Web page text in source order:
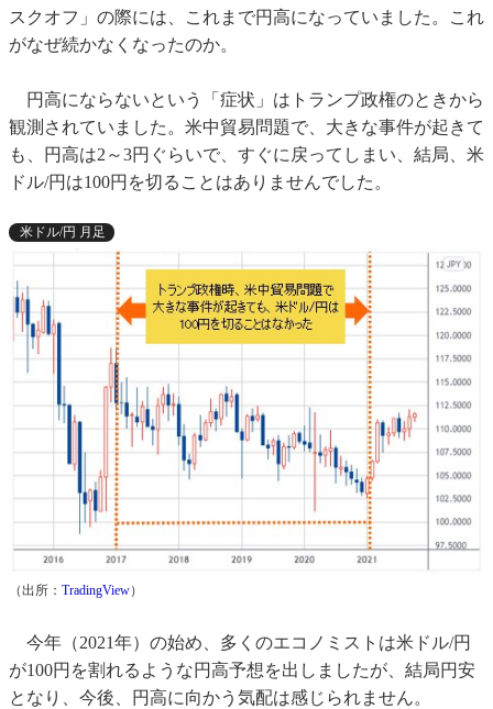
スクオフ」の際には、これまで円高になっていました。これ
がなぜ続かなくなったのか。
円高にならないという「症状」はトランプ政権のときから
観測されていました。米中貿易問題で、大きな事件が起きて
も、円高は2～3円ぐらいで、すぐに戻ってしまい、結局、米
ドル/円は100円を切ることはありませんでした。
米ドル/円 月足
（出所： TradingView）
今年（2021年）の始め、多くのエコノミストは米ドル/円
が100円を割れるような円高予想を出しましたが、結局円安
となり、今後、円高に向かう気配は感じられません。